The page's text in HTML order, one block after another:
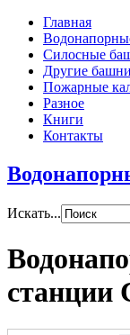
Главная
Силосные
Другие башни
Пожарные
Разное
Книги
Контакты
Искать...
станции